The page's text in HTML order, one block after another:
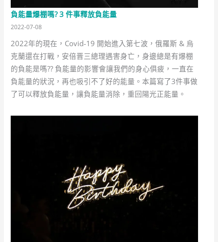
負能量爆棚嗎? 3 件事釋放負能量
2022-07-08
2022年的現在，Covid-19 開始進入第七波，俄羅斯 & 烏
克蘭還在打戰，安倍晋三總理遇害身亡，身邊總是有爆棚
的負能是嗎?? 負能量的影響會讓我們的身心俱疲，一直在
負能量的狀況，再也吸引不了好的能量。本篇寫了3件事做
了可以釋放負能量，讓負能量消除，重回陽光正能量。